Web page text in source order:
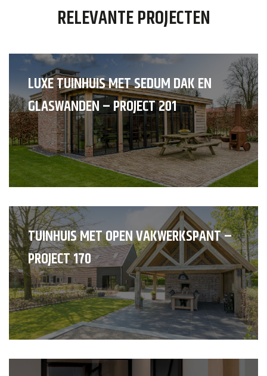
RELEVANTE PROJECTEN
LUXE TUINHUIS MET SEDUM DAK EN
GLASWANDEN – PROJECT 201
TUINHUIS MET OPEN VAKWERKSPANT –
PROJECT 170